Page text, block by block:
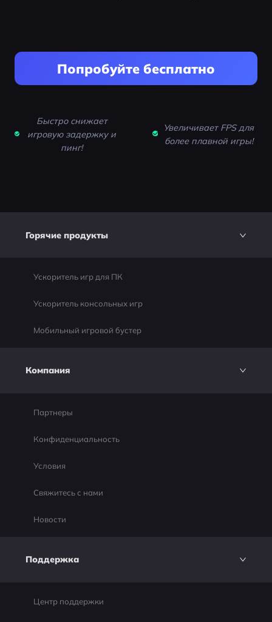
Попробуйте бесплатно
Быстро снижает
игровую задержку и
пинг!
Увеличивает FPS для
более плавной игры!
Горячие продукты
Ускоритель игр для ПК
Ускоритель консольных игр
Мобильный игровой бустер
Компания
Партнеры
Конфиденциальность
Условия
Свяжитесь с нами
Новости
Поддержка
Центр поддержки